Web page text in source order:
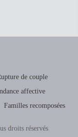
de couple
affective
Familles recomposées
droits réservés